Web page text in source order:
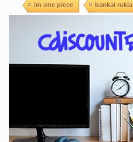
im one piece bankai rukia